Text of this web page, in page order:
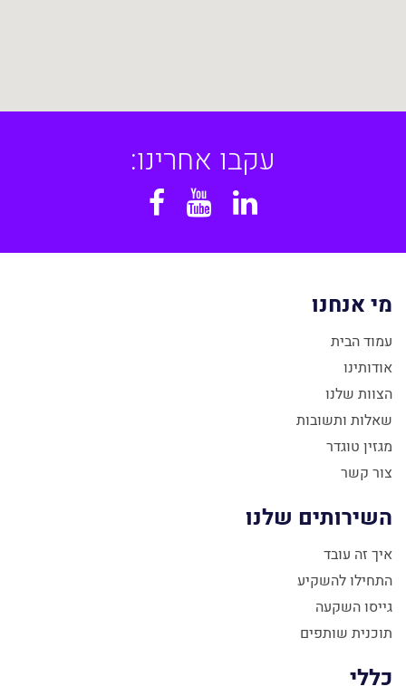
עקבו אחרינו:
Linkedin
YouTube
מי אנחנו
עמוד הבית
אודותינו
הצוות שלנו
שאלות ותשובות
מגזין טוגדר
צור קשר
השירותים שלנו
איך זה עובד
התחילו להשקיע
גייסו השקעה
תוכנית שותפים
כללי